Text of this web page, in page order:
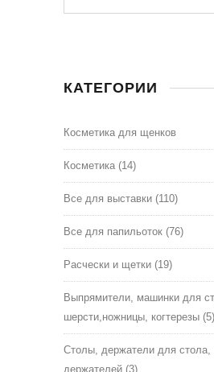
КАТЕГОРИИ
Косметика для щенков
Косметика (14)
Все для выставки (110)
Все для папильоток (76)
Расчески и щетки (19)
Выпрямители, машинки для
шерсти,ножницы, когтерезы (5)
Столы, держатели для стола,
держателей (3)